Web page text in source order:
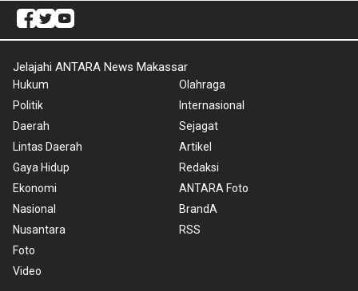
Jelajahi ANTARA News Makassar
Hukum
Politik
Daerah
Lintas Daerah
Gaya Hidup
Ekonomi
Nasional
Nusantara
Foto
Video
Olahraga
Internasional
Sejagat
Artikel
Redaksi
ANTARA Foto
BrandA
RSS